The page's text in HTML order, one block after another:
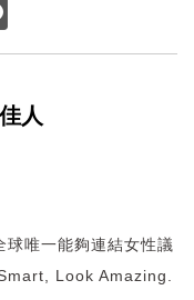
人
唯一能夠連結女性議
Look Amazing.